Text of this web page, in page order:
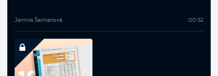
Jarmila Šarmanová 00:52